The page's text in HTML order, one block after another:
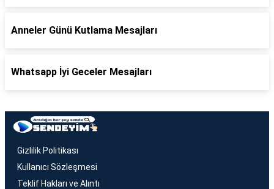
Anneler Günü Kutlama Mesajları
Whatsapp İyi Geceler Mesajları
Gizlilik Politikası
Kullanıcı Sözleşmesi
Teklif Hakları ve Alıntı